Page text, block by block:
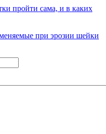
пройти сама, и в каких
при эрозии шейки